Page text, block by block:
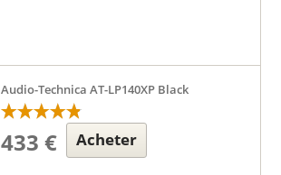
Audio-Technica AT-LP140XP Black
433 € Acheter